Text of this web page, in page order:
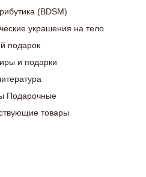
(BDSM)
украшения на тело
подарок
и подарки
Подарочные
товары